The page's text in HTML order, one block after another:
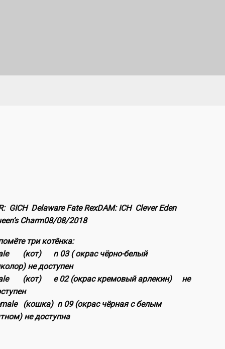
GICH Delaware Fate RexDAM: ICH Clever Eden
Charm08/08/2018
три котёнка:
(кот) n 03 ( окрас чёрно-белый
не доступен
(кот) e 02 (окрас кремовый арлекин) не
(кошка) n 09 (окрас чёрная с белым
не доступна